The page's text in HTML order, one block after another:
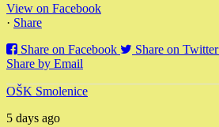
View on Facebook
· Share
Share on Facebook
Share on Twitter
Share by Email
OŠK Smolenice
5 days ago